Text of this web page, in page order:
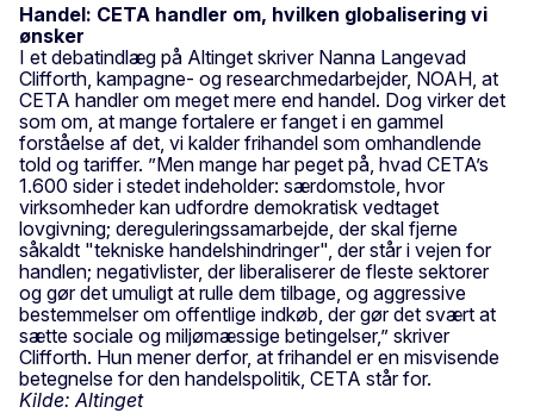
Handel: CETA handler om, hvilken globalisering vi
ønsker
I et debatindlæg på Altinget skriver Nanna Langevad
Clifforth, kampagne- og researchmedarbejder, NOAH, at
CETA handler om meget mere end handel. Dog virker det
som om, at mange fortalere er fanget i en gammel
forståelse af det, vi kalder frihandel som omhandlende
told og tariffer. ”Men mange har peget på, hvad CETA’s
1.600 sider i stedet indeholder: særdomstole, hvor
virksomheder kan udfordre demokratisk vedtaget
lovgivning; dereguleringssamarbejde, der skal fjerne
såkaldt "tekniske handelshindringer", der står i vejen for
handlen; negativlister, der liberaliserer de fleste sektorer
og gør det umuligt at rulle dem tilbage, og aggressive
bestemmelser om offentlige indkøb, der gør det svært at
sætte sociale og miljømæssige betingelser,” skriver
Clifforth. Hun mener derfor, at frihandel er en misvisende
betegnelse for den handelspolitik, CETA står for.
Kilde: Altinget